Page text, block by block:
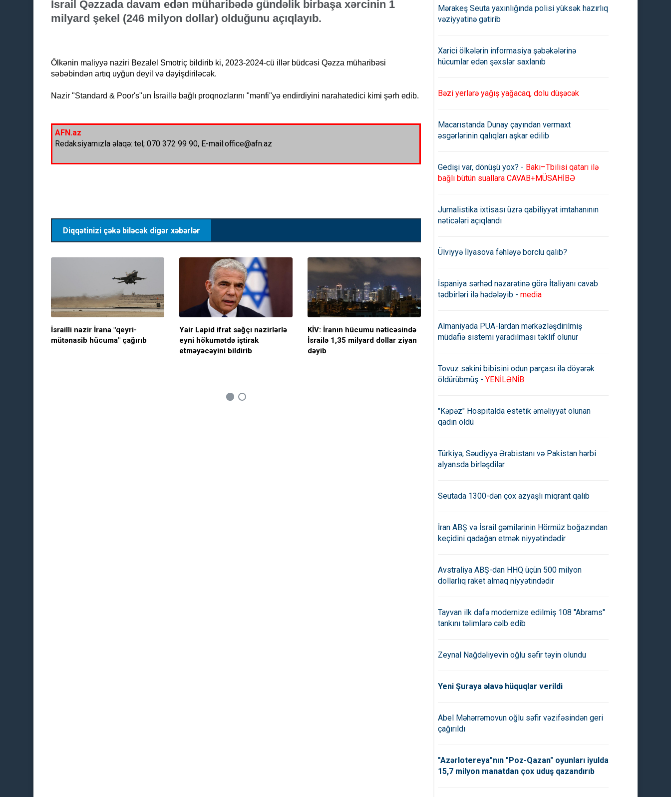
İsrail Qəzzada davam edən müharibədə gündəlik birbaşa xərcinin 1
milyard şekel (246 milyon dollar) olduğunu açıqlayıb.
Ölkənin maliyyə naziri Bezalel Smotriç bildirib ki, 2023-2024-cü illər büdcəsi Qəzza müharibəsi
səbəbindən artıq uyğun deyil və dəyişdiriləcək.
Nazir "Standard & Poor's"un İsraillə bağlı proqnozlarını "mənfi"yə endirdiyini narahatedici kimi şərh edib.
AFN.az
Redaksiyamızla əlaqə: tel; 070 372 99 90, E-mail:office@afn.az
Diqqətinizi çəkə biləcək digər xəbərlər
İsrailli nazir İrana "qeyri-
mütənasib hücuma" çağırıb
Yair Lapid ifrat sağçı nazirlərlə
eyni hökumətdə iştirak
etməyəcəyini bildirib
KİV: İranın hücumu nəticəsində
İsrailə 1,35 milyard dollar ziyan
dəyib
Yaponiya Qəzza zolağına əlavə
olaraq 32 milyon dollar
Qəzzada həyatını itirənlərin 24
min nəfəri qadın və uşaqlardır
Mərakeş Seuta yaxınlığında polisi yüksək hazırlıq
vəziyyətinə gətirib
Xarici ölkələrin informasiya şəbəkələrinə
hücumlar edən şəxslər saxlanıb
Bəzi yerlərə yağış yağacaq, dolu düşəcək
Macarıstanda Dunay çayından vermaxt
əsgərlərinin qalıqları aşkar edilib
Gedişi var, dönüşü yox? - Bakı–Tbilisi qatarı ilə
bağlı bütün suallara CAVAB+MÜSAHİBƏ
Jurnalistika ixtisası üzrə qabiliyyət imtahanının
nəticələri açıqlandı
Ülviyyə İlyasova fəhləyə borclu qalıb?
İspaniya sərhəd nəzarətinə görə İtaliyanı cavab
tədbirləri ilə hədələyib - media
Almaniyada PUA-lardan mərkəzləşdirilmiş
müdafiə sistemi yaradılması təklif olunur
Tovuz sakini bibisini odun parçası ilə döyərək
öldürübmüş - YENİLƏNİB
"Kəpəz" Hospitalda estetik əməliyyat olunan
qadın öldü
Türkiyə, Səudiyyə Ərəbistanı və Pakistan hərbi
alyansda birləşdilər
Seutada 1300-dən çox azyaşlı miqrant qalıb
İran ABŞ və İsrail gəmilərinin Hörmüz boğazından
keçidini qadağan etmək niyyətindədir
Avstraliya ABŞ-dan HHQ üçün 500 milyon
dollarlıq raket almaq niyyətindədir
Tayvan ilk dəfə modernize edilmiş 108 "Abrams"
tankını təlimlərə cəlb edib
Zeynal Nağdəliyevin oğlu səfir təyin olundu
Yeni Şuraya əlavə hüquqlar verildi
Abel Məhərrəmovun oğlu səfir vəzifəsindən geri
çağırıldı
"Azərlotereya"nın "Poz-Qazan" oyunları iyulda
15,7 milyon manatdan çox uduş qazandırıb